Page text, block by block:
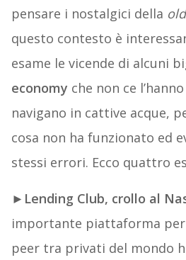
pensare i nostalgici della
questo contesto è
esame le vicende di alcuni
economy che non ce
navigano in cattive acque,
cosa non ha funzionato ed
stessi errori. Ecco quattro
► Lending Club, crollo al
importante piattaforma
peer tra privati del mondo